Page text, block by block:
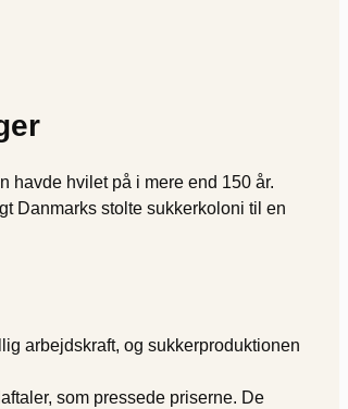
havde hvilet på i mere end 150 år.
Danmarks stolte sukkerkoloni til en
arbejdskraft, og sukkerproduktionen
som pressede priserne. De